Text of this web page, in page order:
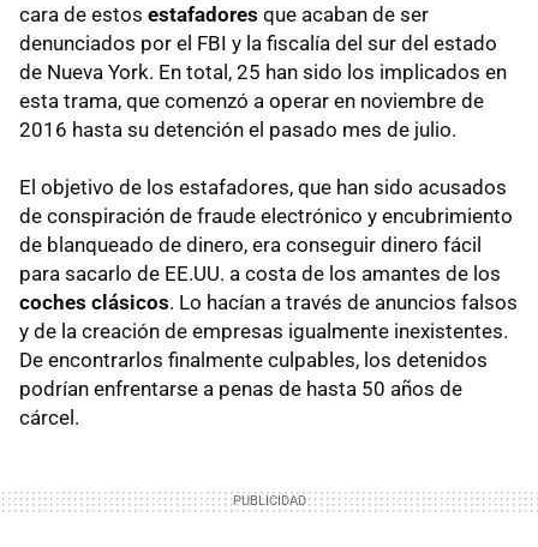
cara de estos estafadores que acaban de ser
denunciados por el FBI y la fiscalía del sur del estado
de Nueva York. En total, 25 han sido los implicados en
esta trama, que comenzó a operar en noviembre de
2016 hasta su detención el pasado mes de julio.
El objetivo de los estafadores, que han sido acusados
de conspiración de fraude electrónico y encubrimiento
de blanqueado de dinero, era conseguir dinero fácil
para sacarlo de EE.UU. a costa de los amantes de los
coches clásicos. Lo hacían a través de anuncios falsos
y de la creación de empresas igualmente inexistentes.
De encontrarlos finalmente culpables, los detenidos
podrían enfrentarse a penas de hasta 50 años de
cárcel.